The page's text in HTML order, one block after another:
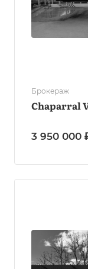
Брокераж
Chaparral
3 950 000